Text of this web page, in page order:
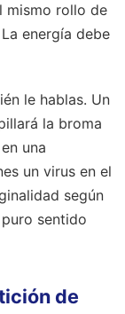
mismo rollo de
energía debe
le hablas. Un
la broma
una
un virus en el
según
sentido
de